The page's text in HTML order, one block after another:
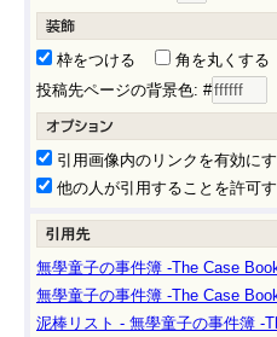
枠をつける 角を丸くする
投稿先ページの背景色: #
引用画像内のリンクを有効に
他の人が引用することを許可
無學童子の事件簿 -The Case
無學童子の事件簿 -The Case
泥棒リスト - 無學童子の事件簿 -